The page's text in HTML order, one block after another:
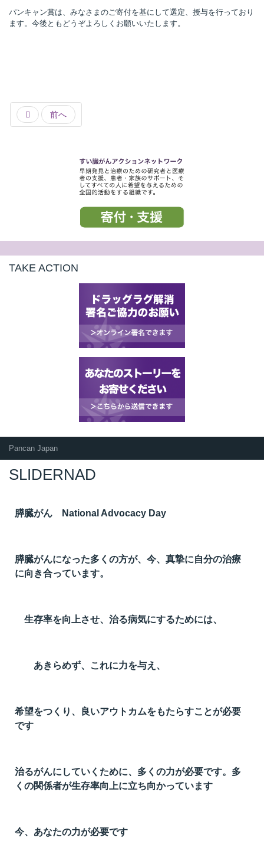
パンキャン賞は、みなさまのご寄付を基にして選定、授与を行っており
ます。今後ともどうぞよろしくお願いいたします。
前へ
TAKE ACTION
Pancan Japan
SLIDERNAD
膵臓がん National Advocacy Day
膵臓がんになった多くの方が、今、真摯に自分の治療
に向き合っています。
生存率を向上させ、治る病気にするためには、
あきらめず、これに力を与え、
希望をつくり、良いアウトカムをもたらすことが必要
です
治るがんにしていくために、多くの力が必要です。多
くの関係者が生存率向上に立ち向かっています
今、あなたの力が必要です